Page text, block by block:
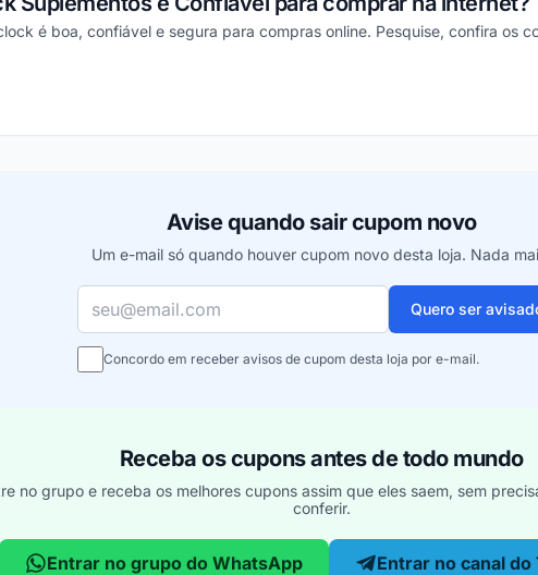
é boa, confiável e segura para compras online. Pesquise, confira os
funcionou
Avise quando sair cupom novo
Um e-mail só quando houver cupom novo desta loja. Nada
Seu e-mail
Quero ser
Concordo em receber avisos de cupom desta loja por e-mail.
Receba os cupons antes de todo mundo
no grupo e receba os melhores cupons assim que eles saem, sem
conferir.
Entrar no grupo do WhatsApp Entrar no canal do